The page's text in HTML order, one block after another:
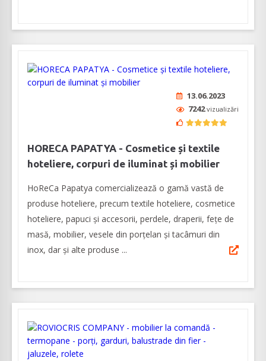
13.06.2023
7242vizualizări
HORECA PAPATYA - Cosmetice și textile
hoteliere, corpuri de iluminat și mobilier
HoReCa Papatya comercializează o gamă vastă de
produse hoteliere, precum textile hoteliere, cosmetice
hoteliere, papuci și accesorii, perdele, draperii, fețe de
masă, mobilier, vesele din porțelan și tacâmuri din
inox, dar și alte produse ...